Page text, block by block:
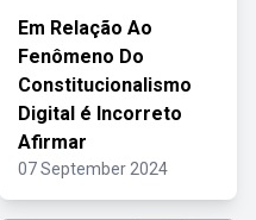
Em Relação Ao
Fenômeno Do
Constitucionalismo
Digital é Incorreto
Afirmar
07 September 2024